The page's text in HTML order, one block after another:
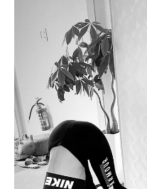
整体コース
スケジュール
10月スケジュールです